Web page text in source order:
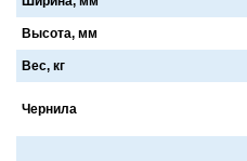
Высота, мм
Вес, кг
Чернила